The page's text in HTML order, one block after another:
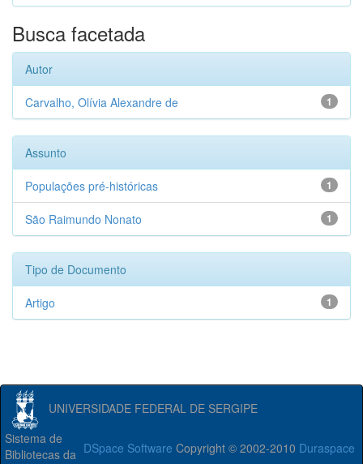
Busca facetada
Autor
1
Carvalho, Olívia Alexandre de
Assunto
1
Populações pré-históricas
1
São Raimundo Nonato
Tipo de Documento
1
Artigo
UNIVERSIDADE FEDERAL DE SERGIPE
DSpace Software Copyright © 2002-2010 Duraspace
Sistema de
Bibliotecas da